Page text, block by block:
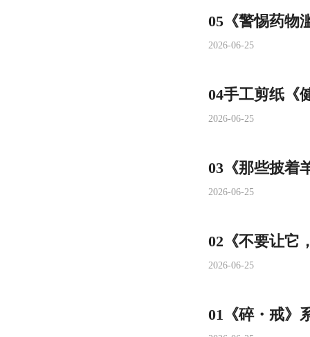
05《警惕药物
2026-06-25
04手工剪纸《
2026-06-25
03《那些披着
2026-06-25
02《不要让它
2026-06-25
01《碎・戒》